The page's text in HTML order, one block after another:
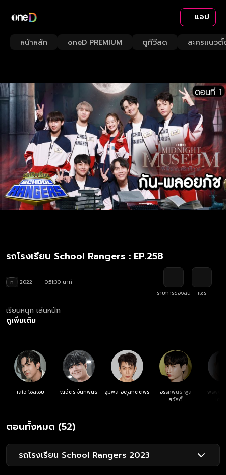
แอป
หน้าหลัก oneD PREMIUM ดูทีวีสด ละครแนวตั้
รถโรงเรียน School Rangers : EP.258
ท 2022
0:51:30 นาที
รายการของฉัน
แชร์
เรียนหนุก เล่นหนัก
ดูเพิ่มเติม
เลโอ โซสเซย์ ณฉัตร จันทพันธ์ จุมพล อดุลกิตติพร
อรรถพันธ์ พูล
สวัสดิ์
พิรพัฒ
ตอนทั้งหมด (52)
รถโรงเรียน School Rangers 2023